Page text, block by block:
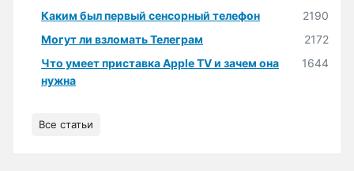
Каким был первый сенсорный телефон
2190
Могут ли взломать Телеграм
2172
Что умеет приставка Apple TV и зачем она
нужна
1644
Все статьи